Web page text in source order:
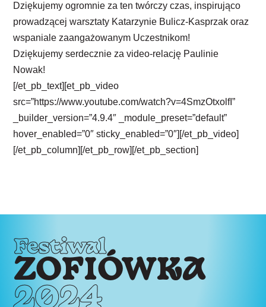
Dziękujemy ogromnie za ten twórczy czas, inspirująco
prowadzącej warsztaty Katarzynie Bulicz-Kasprzak oraz
wspaniale zaangażowanym Uczestnikom!
Dziękujemy serdecznie za video-relację Paulinie
Nowak!
[/et_pb_text][et_pb_video
src=”https://www.youtube.com/watch?v=4SmzOtxolfI”
_builder_version=”4.9.4″ _module_preset=”default”
hover_enabled=”0″ sticky_enabled=”0″][/et_pb_video]
[/et_pb_column][/et_pb_row][/et_pb_section]
Festiwal
ZOFIÓWKA
2024